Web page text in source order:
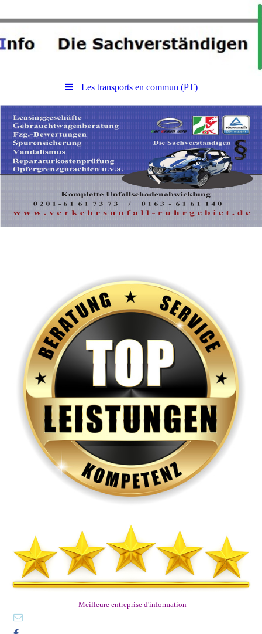
Les transports en commun (PT)
Meilleure entreprise d'information